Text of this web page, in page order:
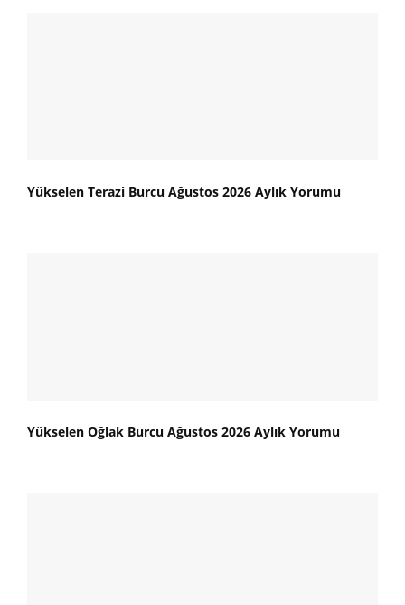
Yükselen Terazi Burcu Ağustos 2026 Aylık Yorumu
Yükselen Oğlak Burcu Ağustos 2026 Aylık Yorumu